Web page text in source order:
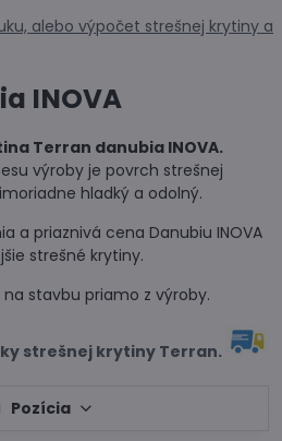
alebo výpočet strešnej krytiny a
INOVA
Terran danubia INOVA.
výroby je povrch strešnej
hladký a odolný.
a priaznivá cena Danubiu INOVA
strešné krytiny.
stavbu priamo z výroby.
strešnej krytiny Terran.
Pozícia